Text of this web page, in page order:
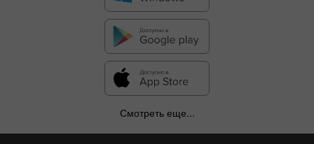
Смотреть еще...